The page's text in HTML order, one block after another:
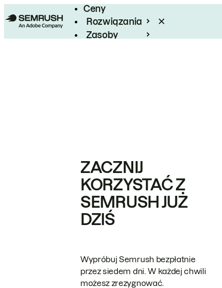
Ceny
Rozwiązania
Zasoby
ZACZNIJ
KORZYSTAĆ Z
SEMRUSH JUŻ
DZIŚ
Wypróbuj Semrush bezpłatnie
przez siedem dni. W każdej chwili
możesz zrezygnować.